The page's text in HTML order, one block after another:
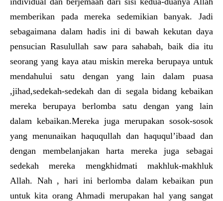
memberikan pada mereka sedemikian banyak. Jadi
sebagaimana dalam hadis ini di bawah kekutan daya
pensucian Rasulullah saw para sahabah, baik dia itu
seorang yang kaya atau miskin mereka berupaya untuk
mendahului satu dengan yang lain dalam puasa
,jihad,sedekah-sedekah dan di segala bidang kebaikan
mereka berupaya berlomba satu dengan yang lain
dalam kebaikan.Mereka juga merupakan sosok-sosok
yang menunaikan haququllah dan haququl’ibaad dan
dengan membelanjakan harta mereka juga sebagai
sedekah mereka mengkhidmati makhluk-makhluk
Allah. Nah , hari ini berlomba dalam kebaikan pun
untuk kita orang Ahmadi merupakan hal yang sangat